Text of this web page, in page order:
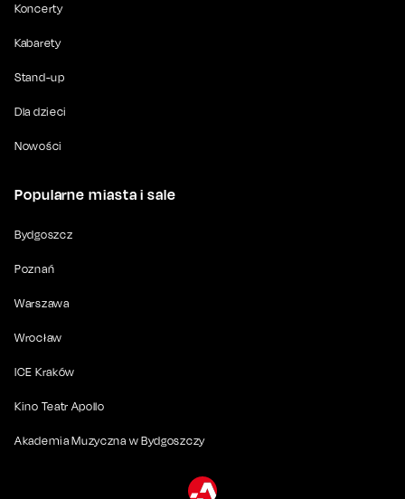
Koncerty
Kabarety
Stand-up
Dla dzieci
Nowości
Popularne miasta i sale
Bydgoszcz
Poznań
Warszawa
Wrocław
ICE Kraków
Kino Teatr Apollo
Akademia Muzyczna w Bydgoszczy